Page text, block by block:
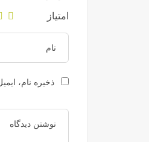
امتیاز
ذخیره نام،